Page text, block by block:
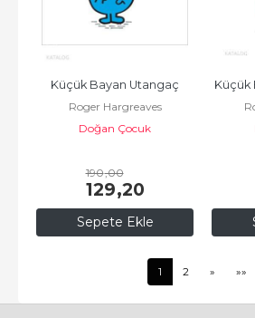
Sepete Ekle
Küçük Bayan Utangaç
Roger Hargreaves
Doğan Çocuk
190,00
129,20
Küçük
1 2 » »»